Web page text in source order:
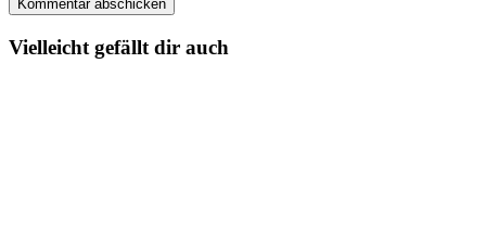
Vielleicht gefällt dir auch